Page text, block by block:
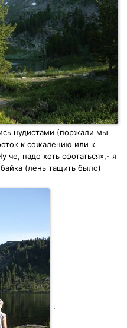
нудистами (поржали мы
к сожалению или к
че, надо хоть сфотаться»,- я
(лень тащить было)
.